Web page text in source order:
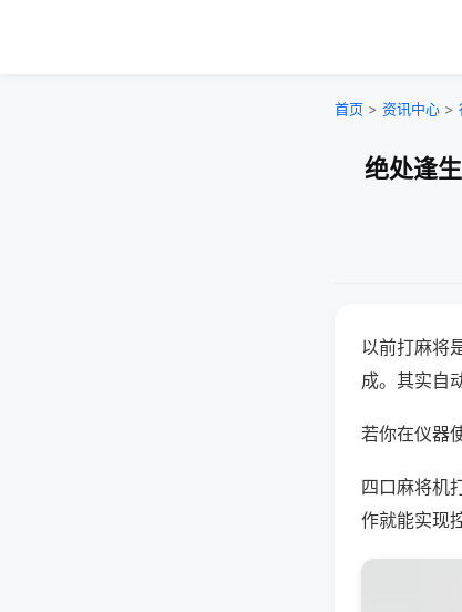
首页 > 资讯中心 >
绝处逢
以前打麻将
成。其实自
若你在仪器
四口麻将机
作就能实现